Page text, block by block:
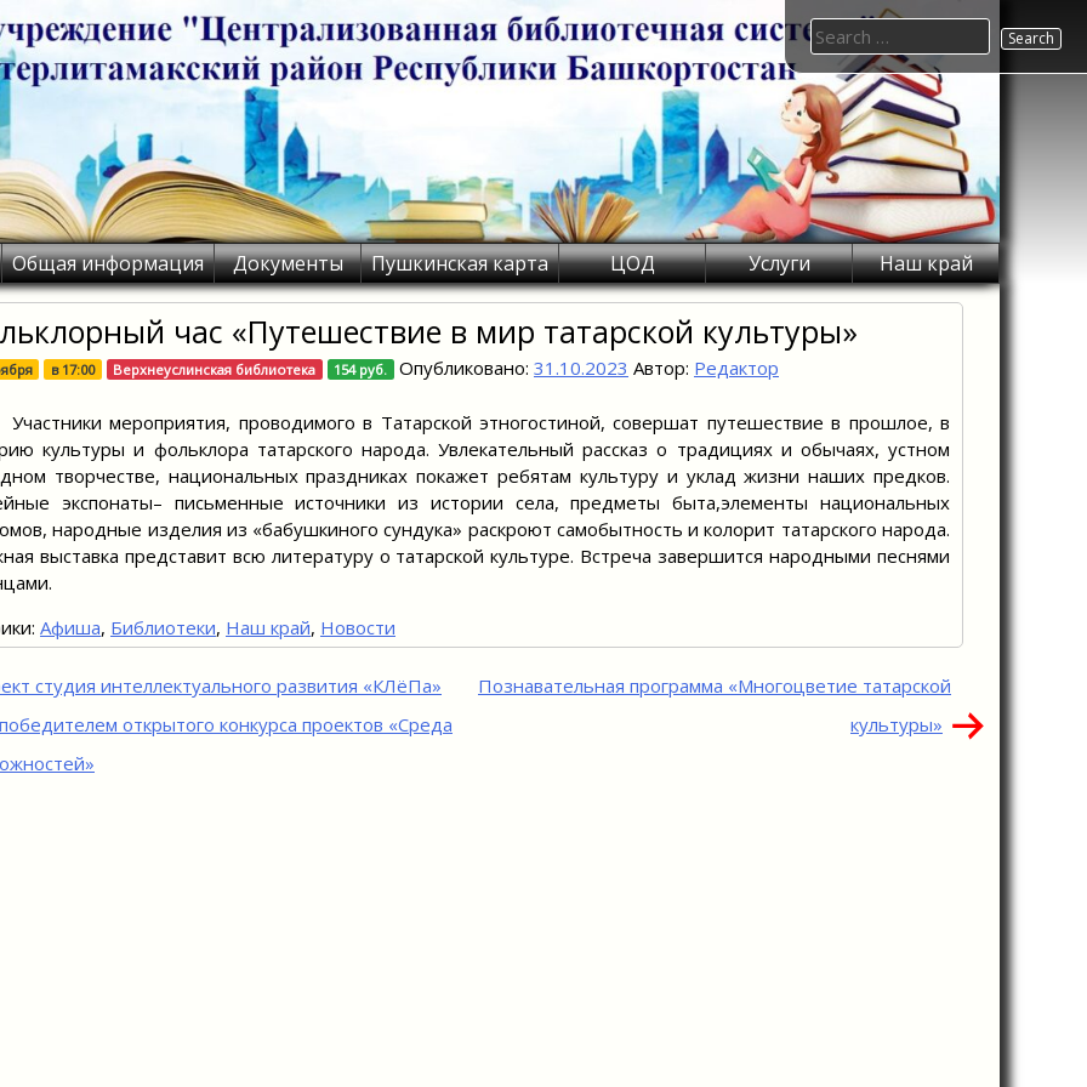
Общая информация Документы Пушкинская карта ЦОД Услуги Наш край
Search
for:
час «Путешествие в мир татарской культуры»
в17:00 Верхнеуслинская библиотека 154 руб. Опубликовано: 31.10.2023 Автор: Редактор
мероприятия, проводимого в Татарской этногостиной, совершат путешествие в прошлое, в
культуры и фольклора татарского народа. Увлекательный рассказ о традициях и обычаях, устном
творчестве, национальных праздниках покажет ребятам культуру и уклад жизни наших предков.
экспонаты– письменные источники из истории села, предметы быта,элементы национальных
народные изделия из «бабушкиного сундука» раскроют самобытность и колорит татарского народа.
выставка представит всю литературу о татарской культуре. Встреча завершится народными песнями
Афиша, Библиотеки, Наш край, Новости
студия интеллектуального развития «КЛёПа»
открытого конкурса проектов «Среда
Познавательная программа «Многоцветие татарской
культуры»